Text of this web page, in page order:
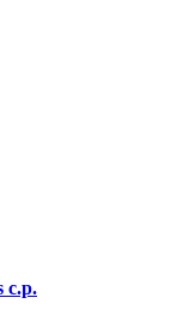
c.p.